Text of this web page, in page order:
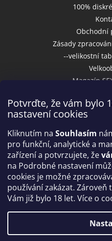
Potvrďte, že vám bylo
nastavení cookies
Kliknutím na Souhlasím
pro funkční, analytické a
zařízení a potvrzujete, že
na Podrobné nastavení
cookies je možné
používání zakázat.
Vám již bylo 18 let. Více o
100%
Obchodní
Zásady
--velikostní
Magazín
Přijímáme